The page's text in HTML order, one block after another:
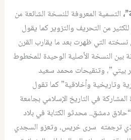
التسمية المعروفة للنسخة الشائعة من
من التحريف والتزوير كما يقول
التي ظهرت بعد ما يقارب القرن
بين النسخة الأصلية الوحيدة للمخطوط
بيتي”، وتنقيحات محمد سعيد
وتاريخية وأخلاقية” كما تقول
المشاركة في التاريخ الإسلامي بجامعة
دمشق.. محدثو الكتابة في بلاد
الذي ترجمته سرى خريس، وتعزو السجدي